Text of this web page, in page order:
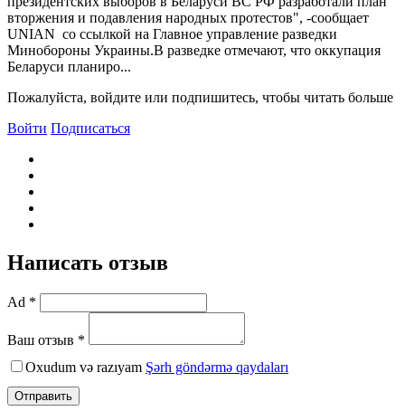
вторжения и подавления народных протестов", -сообщает
UNIAN со ссылкой на Главное управление разведки
Минобороны Украины.В разведке отмечают, что оккупация
Беларуси планиро...
Пожалуйста, войдите или подпишитесь, чтобы читать больше
Войти Подписаться
Написать отзыв
Ad *
Ваш отзыв *
Oxudum və razıyam Şərh göndərmə qaydaları
Отправить